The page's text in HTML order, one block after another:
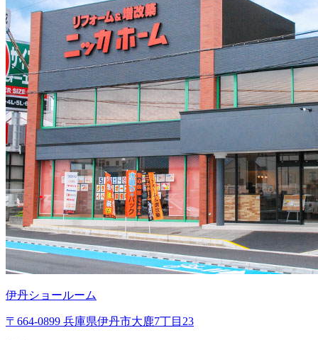
伊丹ショールーム
〒664-0899 兵庫県伊丹市大鹿7丁目23